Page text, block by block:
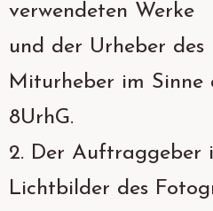
verwendeten Werke
und der Urheber des
Miturheber im Sinne
8UrhG.
2. Der Auftraggeber
Lichtbilder des